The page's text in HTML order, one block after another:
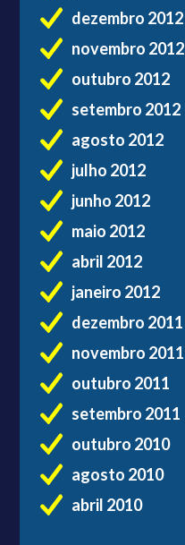
dezembro 2012
novembro 2012
outubro 2012
setembro 2012
agosto 2012
julho 2012
junho 2012
maio 2012
abril 2012
janeiro 2012
dezembro 2011
novembro 2011
outubro 2011
setembro 2011
outubro 2010
agosto 2010
abril 2010